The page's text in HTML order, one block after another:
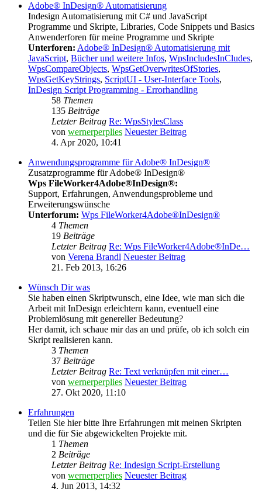
Adobe® InDesign® Automatisierung
Indesign Automatisierung mit C# und JavaScript
Programme und Skripte, Libraries, Code Snippets und Basics
Anwenderforen für meine Programme und Skripte
Unterforen: Adobe® InDesign® Automatisierung mit
JavaScript, Bücher und weitere Infos, WpsIncludesInCludes,
WpsCompareObjects, WpsGetOverwritesOfStories,
WpsGetKeyStrings, ScriptUI - User-Interface Tools,
InDesign Script Programming - Errorhandling
58 Themen
135 Beiträge
Letzter Beitrag Re: WpsStylesClass
von wernerperplies Neuester Beitrag
4. Apr 2020, 10:41
Anwendungsprogramme für Adobe® InDesign®
Zusatzprogramme für Adobe® InDesign®
Wps FileWorker4Adobe®InDesign®:
Support, Erfahrungen, Anwendungsprobleme und
Erweiterungswünsche
Unterforum: Wps FileWorker4Adobe®InDesign®
4 Themen
19 Beiträge
Letzter Beitrag Re: Wps FileWorker4Adobe®InDe…
von Verena Brandl Neuester Beitrag
21. Feb 2013, 16:26
Wünsch Dir was
Sie haben einen Skriptwunsch, eine Idee, wie man sich die
Arbeit mit InDesign erleichtern kann, eventuell eine
Problemlösung mit genereller Bedeutung?
Her damit, ich schaue mir das an und prüfe, ob ich solch ein
Skript realisieren kann.
3 Themen
37 Beiträge
Letzter Beitrag Re: Text verknüpfen mit einer…
von wernerperplies Neuester Beitrag
27. Okt 2020, 11:10
Erfahrungen
Teilen Sie hier bitte Ihre Erfahrungen mit meinen Skripten
und die für Sie abgewickelten Projekte mit.
1 Themen
2 Beiträge
Letzter Beitrag Re: Indesign Script-Erstellung
von wernerperplies Neuester Beitrag
4. Jun 2013, 14:32